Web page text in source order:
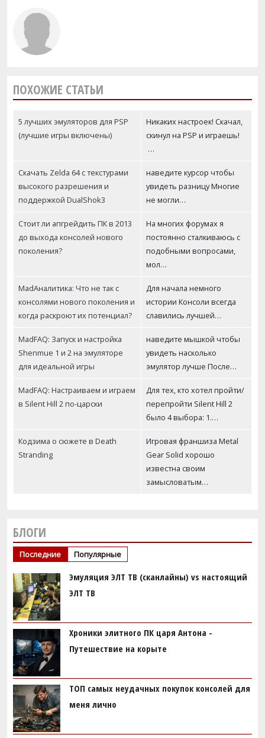
БЛОГИ
Последние Популярные
Эмуляция ЭЛТ ТВ (сканлайны) vs настоящий
ЭЛТ ТВ
Хроники элитного ПК царя Антона -
Путешествие на корыте
ТОП самых неудачных покупок консолей для
меня лично
ПОХОЖИЕ СТАТЬИ
5 лучших эмуляторов для PSP
(лучшие игры включены)
Никаких настроек! Скачал,
скинул на PSP и играешь!
…
Скачать Zelda 64 с текстурами
высокого разрешения и
поддержкой DualShok3
наведите курсор чтобы
увидеть разницу Многие
не могли…
Стоит ли апгрейдить ПК в 2013
до выхода консолей нового
поколения?
На многих форумах я
постоянно сталкиваюсь с
подобными вопросами,
мол…
MadАналитика: Что не так с
консолями нового поколения и
когда раскроют их потенциал?
Для начала немного
истории Консоли всегда
славились лучшей…
MadFAQ: Запуск и настройка
Shenmue 1 и 2 на эмуляторе
для идеальной игры
наведите мышкой чтобы
увидеть насколько
эмулятор лучше После…
MadFAQ: Настраиваем и играем
в Silent Hill 2 по-царски
Для тех, кто хотел пройти/
перепройти Silent Hill 2
было 4 выбора: 1.…
Кодзима о сюжете в Death
Stranding
Игровая франшиза Metal
Gear Solid хорошо
известна своим
замысловатым…